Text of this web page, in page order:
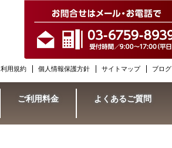
利用規約 個人情報保護方針 サイトマップ ブログ
ご利用料金 よくあるご質問